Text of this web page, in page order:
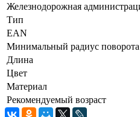
Железнодорожная
Тип
EAN
Минимальный радиус поворота
Длина
Цвет
Материал
Рекомендуемый возраст